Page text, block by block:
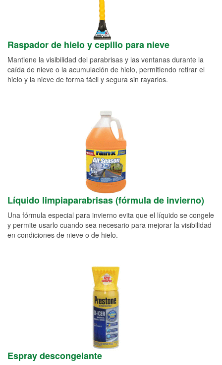
Raspador de hielo y cepillo para nieve
Mantiene la visibilidad del parabrisas y las ventanas durante la
caída de nieve o la acumulación de hielo, permitiendo retirar el
hielo y la nieve de forma fácil y segura sin rayarlos.
Líquido limpiaparabrisas (fórmula de invierno)
Una fórmula especial para invierno evita que el líquido se congele
y permite usarlo cuando sea necesario para mejorar la visibilidad
en condiciones de nieve o de hielo.
Espray descongelante